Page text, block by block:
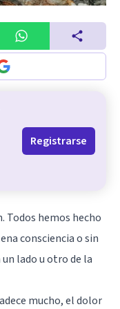
Registrarse
Todos hemos hecho
consciencia o sin
lado u otro de la
mucho, el dolor